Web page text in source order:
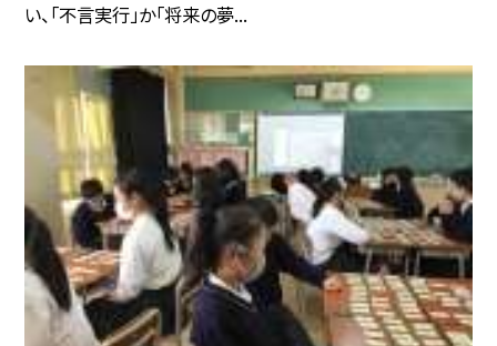
い、「不言実行」か「将来の夢...